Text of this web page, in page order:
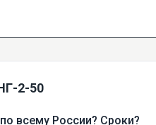
2-50
всему России? Сроки?